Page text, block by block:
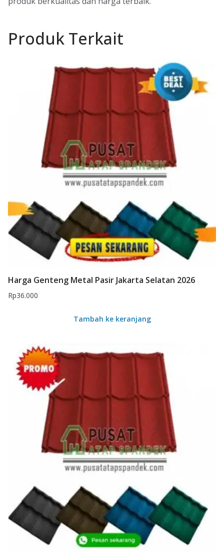
Produk Terkait
Harga Genteng Metal Pasir Jakarta Selatan 2026
Rp36.000
Tambah ke keranjang